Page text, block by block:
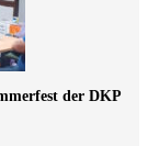
der DKP